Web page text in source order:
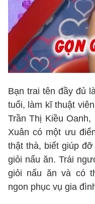
Bạn trai tên đầy đủ
tuổi, làm kĩ thuật
Trần Thị Kiều
Xuân có một ưu
thật thà, biết giúp
giỏi nấu ăn. Trái
giỏi nấu ăn và có
ngon phục vụ gia